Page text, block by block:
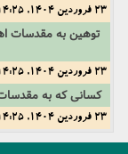
23 فروردین 1404, 14:25
توهین به مقدسات
23 فروردین 1404, 14:25
کسانی که به
23 فروردین 1404, 14:25